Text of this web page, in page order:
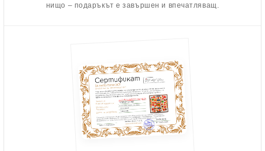
нищо – подаръкът е завършен и впечатляващ.